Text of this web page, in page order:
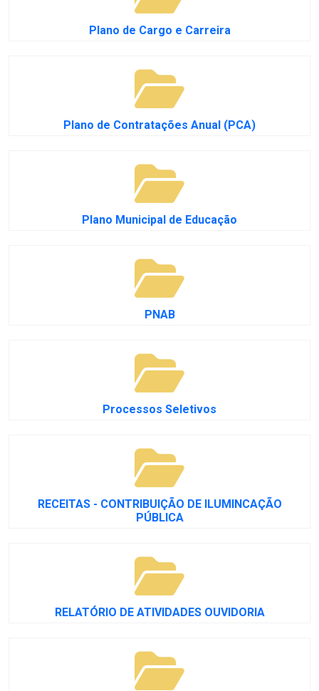
Plano de Cargo e Carreira
Plano de Contratações Anual (PCA)
Plano Municipal de Educação
PNAB
Processos Seletivos
RECEITAS - CONTRIBUIÇÃO DE ILUMINCAÇÃO
PÚBLICA
RELATÓRIO DE ATIVIDADES OUVIDORIA